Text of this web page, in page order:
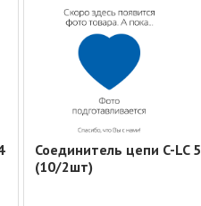
Соединитель цепи C-LC 5
(10/2шт)